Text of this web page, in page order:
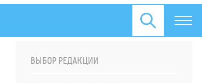
ВЫБОР РЕДАКЦИИ